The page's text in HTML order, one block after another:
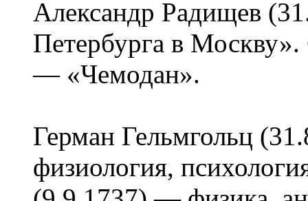
Александр Радищев
Петербурга в
— «Чемодан».
Герман Гельмгольц
физиология,